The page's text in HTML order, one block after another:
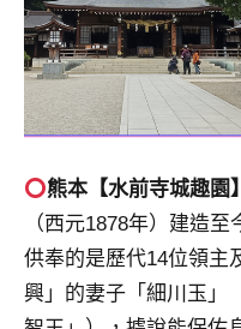
熊本【水前寺城趣園
（西元1878年）建造
供奉的是歷代14位領主
興」的妻子「細川玉」